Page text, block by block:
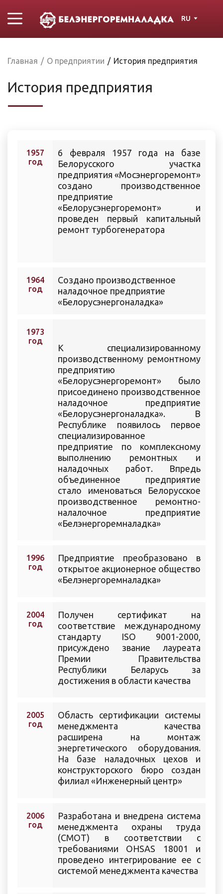
RU
Главная / О предприятии / История предприятия
История предприятия
1957
год
6 февраля 1957 года на базе
Белорусского участка
предприятия «Мосэнергоремонт»
создано производственное
предприятие
«Белорусэнергоремонт» и
проведен первый капитальный
ремонт турбогенератора
1964
год
Создано производственное
наладочное предприятие
«Белорусэнергоналадка»
1973
год
К специализированному
производственному ремонтному
предприятию
«Белорусэнергоремонт» было
присоединено производственное
наладочное предприятие
«Белорусэнергоналадка». В
Республике появилось первое
специализированное
предприятие по комплексному
выполнению ремонтных и
наладочных работ. Впредь
объединенное предприятие
стало именоваться Белорусское
производственное ремонтно-
налалочное предприятие
«Белэнергоремналадка»
1996
год
Предприятие преобразовано в
открытое акционерное общество
«Белэнергоремналадка»
2004
год
Получен сертификат на
соответствие международному
стандарту ISO 9001-2000,
присуждено звание лауреата
Премии Правительства
Республики Беларусь за
достижения в области качества
2005
год
Область сертификации системы
менеджмента качества
расширена на монтаж
энергетического оборудования.
На базе наладочных цехов и
конструкторского бюро создан
филиал «Инженерный центр»
2006
год
Разработана и внедрена система
менеджмента охраны труда
(СМОТ) в соответствии с
требованиями OHSAS 18001 и
проведено интегрирование ее с
системой менеджмента качества